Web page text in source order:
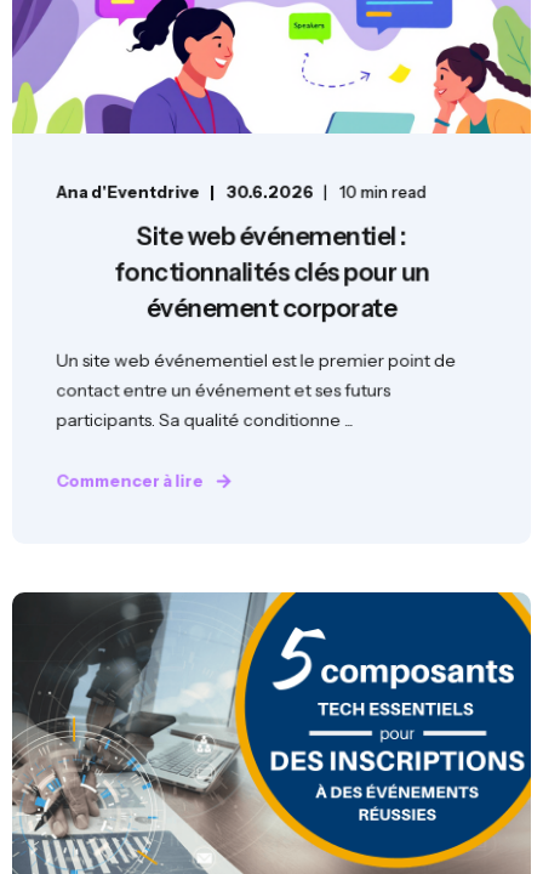
Ana d'Eventdrive 30.6.2026 10 min read
Site web événementiel :
fonctionnalités clés pour un
événement corporate
Un site web événementiel est le premier point de
contact entre un événement et ses futurs
participants. Sa qualité conditionne ...
Commencer à lire